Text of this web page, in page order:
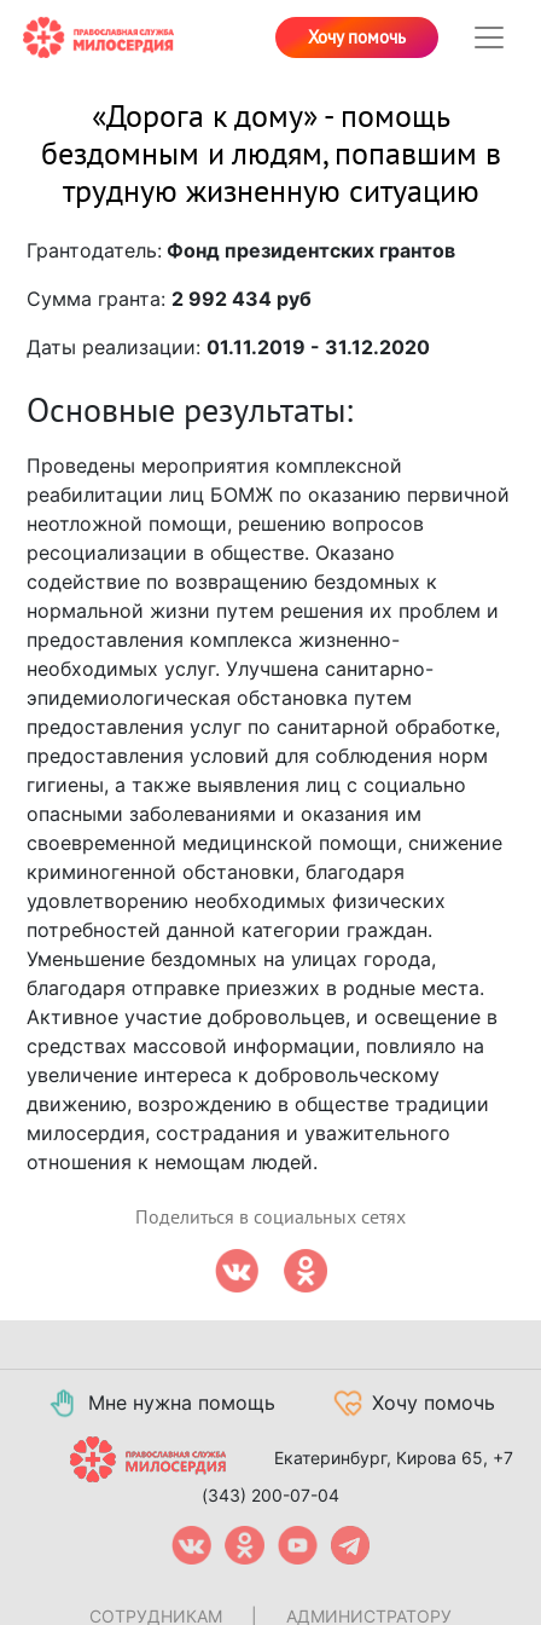
Хочу помочь
«Дорога к дому» - помощь
бездомным и людям, попавшим в
трудную жизненную ситуацию
Грантодатель: Фонд президентских грантов
Сумма гранта: 2 992 434 руб
Даты реализации:01.11.2019 - 31.12.2020
Основные результаты:
Проведены мероприятия комплексной
реабилитации лиц БОМЖ по оказанию первичной
неотложной помощи, решению вопросов
ресоциализации в обществе. Оказано
содействие по возвращению бездомных к
нормальной жизни путем решения их проблем и
предоставления комплекса жизненно-
необходимых услуг. Улучшена санитарно-
эпидемиологическая обстановка путем
предоставления услуг по санитарной обработке,
предоставления условий для соблюдения норм
гигиены, а также выявления лиц с социально
опасными заболеваниями и оказания им
своевременной медицинской помощи, снижение
криминогенной обстановки, благодаря
удовлетворению необходимых физических
потребностей данной категории граждан.
Уменьшение бездомных на улицах города,
благодаря отправке приезжих в родные места.
Активное участие добровольцев, и освещение в
средствах массовой информации, повлияло на
увеличение интереса к добровольческому
движению, возрождению в обществе традиции
милосердия, сострадания и уважительного
отношения к немощам людей.
Поделиться в социальных сетях
Мне нужна помощь Хочу помочь
Екатеринбург, Кирова 65, +7
(343) 200-07-04
СОТРУДНИКАМ АДМИНИСТРАТОРУ